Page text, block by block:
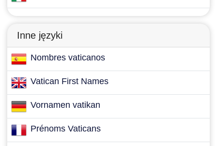
Inne języki
Nombres vaticanos
Vatican First Names
Vornamen vatikan
Prénoms Vaticans